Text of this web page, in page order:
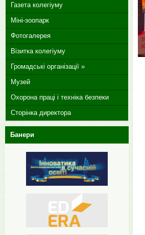
Газета колегіуму
Міні-зоопарк
Фотогалерея
Візитка колегіуму
Громадські організації »
Музей
Охорона праці і техніка безпеки
Сторінка директора
Банери